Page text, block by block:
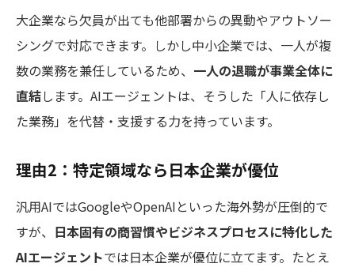
大企業なら欠員が出ても他部署からの異動やアウトソー
シングで対応できます。しかし中小企業では、一人が複
数の業務を兼任しているため、 一人の退職が事業全体に
直結します。AIエージェントは、そうした「人に依存し
た業務」を代替・支援する力を持っています。
理由2：特定領域なら日本企業が優位
汎用AIではGoogleやOpenAIといった海外勢が圧倒的で
すが、 日本固有の商習慣やビジネスプロセスに特化した
AIエージェントでは日本企業が優位に立てます。たとえ